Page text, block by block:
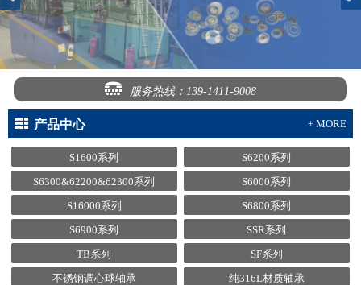
服务热线：139-1411-9008
产品中心 + MORE
S1600系列
S6200系列
S6300&62200&62300系列
S6000系列
S16000系列
S6800系列
S6900系列
SSR系列
TB系列
SF系列
不锈钢调心球轴承
纯316L材质轴承